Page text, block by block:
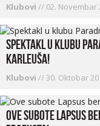
Klubovi // 02. Novembar
Spektakl u klubu
Karleuša!
Klubovi //30. Oktobar
Ove subote Lapsus